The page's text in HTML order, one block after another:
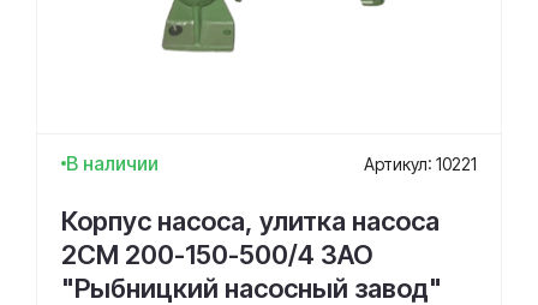
В наличии Артикул: 10221
Корпус насоса, улитка насоса
2СМ 200-150-500/4 ЗАО
"Рыбницкий насосный завод"